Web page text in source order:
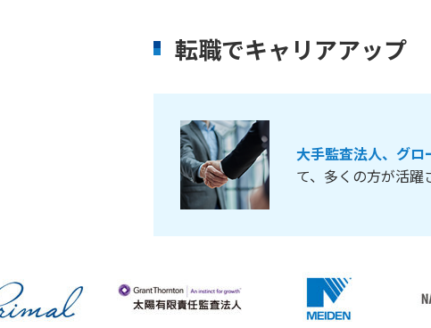
転職でキャリアアップ
大手監査法人、グ
て、多くの方が活躍